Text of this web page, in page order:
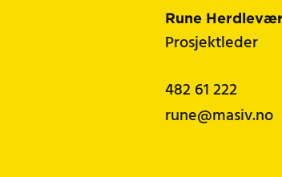
Rune
Prosjektleder
482 61 222
rune@masiv.no